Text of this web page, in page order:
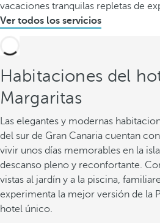
vacaciones tranquilas repletas de
Ver todos los servicios
Habitaciones del
Margaritas
Las elegantes y modernas
del sur de Gran Canaria cuentan
vivir unos días memorables en la
descanso pleno y reconfortante.
vistas al jardín y a la piscina,
experimenta la mejor versión de la
hotel único.